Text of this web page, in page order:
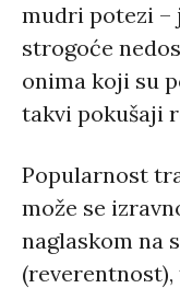
mudri potezi
strogoće
onima koji su
takvi pokušaji
Popularnost
može se
naglaskom na